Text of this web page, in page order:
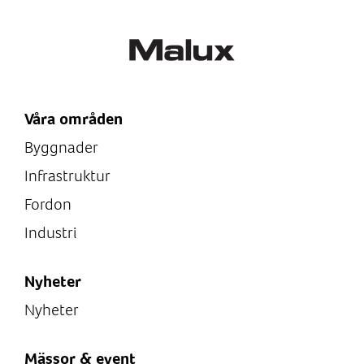
Våra områden
Byggnader
Infrastruktur
Fordon
Industri
Nyheter
Nyheter
Mässor & event